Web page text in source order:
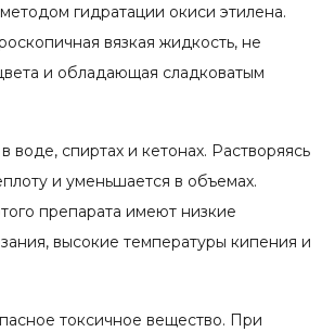
гидратации окиси этилена.
вязкая жидкость, не
и обладающая сладковатым
воде, спиртах и кетонах. Растворяясь
и уменьшается в объемах.
препарата имеют низкие
высокие температуры кипения и
токсичное вещество. При